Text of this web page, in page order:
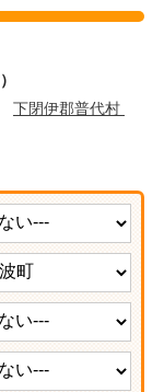
）
下閉伊郡普代村